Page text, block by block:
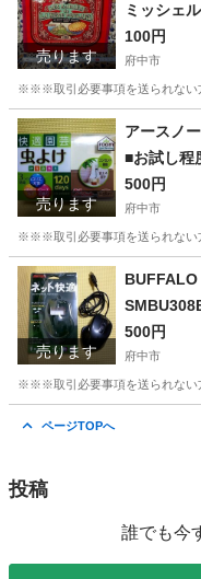
売ります
ミッシェ
100円
府中市
※※※取引必要事項を送られない
東京 府中市
売ります
アースノ
■お試し程
500円
府中市
※※※取引必要事項を送られない
東京 府中市
売ります
■パソコン
500円
府中市
※※※取引必要事項を送られない
ページTOPへ
投稿
誰でも今